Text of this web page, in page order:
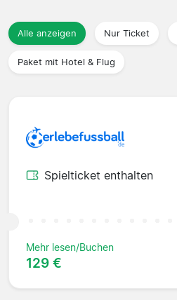
Reisebüros
Alle anzeigen Nur Ticket
Paket mit Hotel & Flug
Spielticket enthalten
Mehr lesen/Buchen
129 €